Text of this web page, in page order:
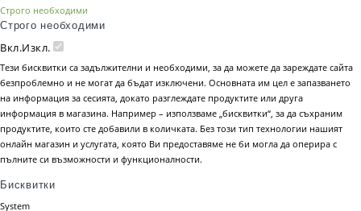
Строго необходими
Строго необходими
Вкл.Изкл.
Тези бисквитки са задължителни и необходими, за да можете да зареждате сайта
безпроблемно и не могат да бъдат изключени. Основната им цел е запазването
на информация за сесията, докато разглеждате продуктите или друга
информация в магазина. Например – използваме „бисквитки“, за да съхраним
продуктите, които сте добавили в количката. Без този тип технологии нашият
онлайн магазин и услугата, която Ви предоставяме не би могла да оперира с
пълните си възможности и функционалности.
Бисквитки
System